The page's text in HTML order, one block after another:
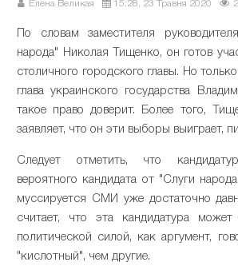
Елена Великая 15:28, 23 Травня 2020
По словам заместителя
народа" Николая Тищенко, он готов
столичного городского главы. Но
глава украинского государства
такое право доверит. Более того,
заявляет, что он эти выборы выиграет,
Следует отметить, что
вероятного кандидата от "Слуги
муссируется СМИ уже достаточно
считает, что эта кандидатура может
политической силой, как аргумент,
"кислотный", чем другие.